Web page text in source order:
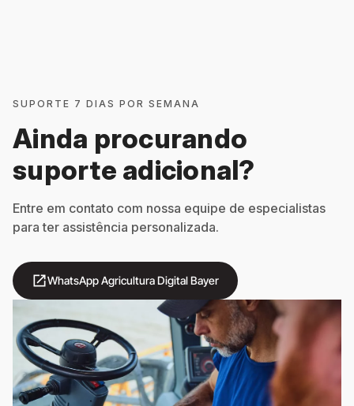
SUPORTE 7 DIAS POR SEMANA
Ainda procurando
suporte adicional?
Entre em contato com nossa equipe de especialistas
para ter assistência personalizada.
WhatsApp Agricultura Digital Bayer
open_in_new